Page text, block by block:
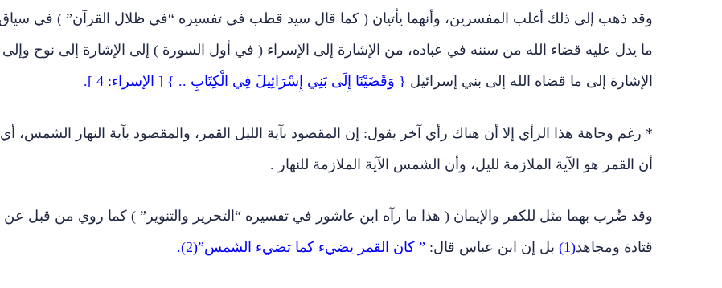
وقد ذهب إلى ذلك أغلب المفسرين، وأنهما يأتيان ( كما قال سيد قطب في تفسيره “في ظلال القرآن” ) في سياق
ما يدل عليه قضاء الله من سننه في عباده، من الإشارة إلى الإسراء ( في أول السورة ) إلى الإشارة إلى نوح وإلى
الإشارة إلى ما قضاه الله إلى بني إسرائيل { وَقَضَيْنَا إِلَى بَنِي إِسْرَائِيلَ فِي الْكِتَابِ .. } [ الإسراء: 4 ].
* رغم وجاهة هذا الرأي إلا أن هناك رأي آخر يقول: إن المقصود بآية الليل القمر، والمقصود بآية النهار الشمس، أي
أن القمر هو الآية الملازمة لليل، وأن الشمس الآية الملازمة للنهار .
وقد ضُرب بهما مثل للكفر والإيمان ( هذا ما رآه ابن عاشور في تفسيره “التحرير والتنوير” ) كما روي من قبل عن
قتادة ومجاهد(1) بل إن ابن عباس قال: ” كان القمر يضيء كما تضيء الشمس”(2).